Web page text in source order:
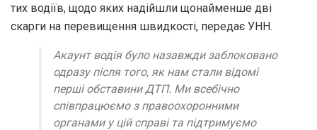
тих водіїв, щодо яких надійшли щонайменше дві
скарги на перевищення швидкості, передає УНН.
Акаунт водія було назавжди заблоковано
одразу після того, як нам стали відомі
перші обставини ДТП. Ми всебічно
співпрацюємо з правоохоронними
органами у цій справі та підтримуємо